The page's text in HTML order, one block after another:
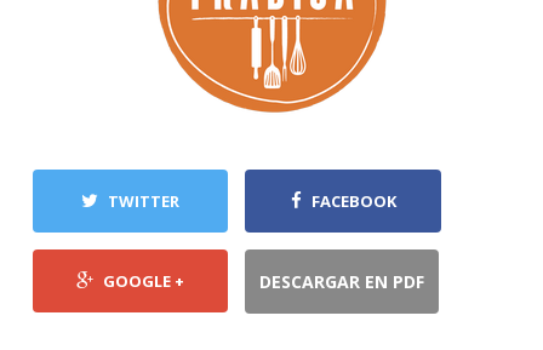
TWITTER FACEBOOK
GOOGLE + DESCARGAR EN PDF